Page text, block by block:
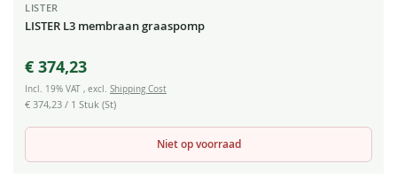
LISTER
LISTER L3 membraan graaspomp
€ 374,23
Incl. 19% VAT , excl. Shipping Cost
€ 374,23 / 1 Stuk (St)
Niet op voorraad